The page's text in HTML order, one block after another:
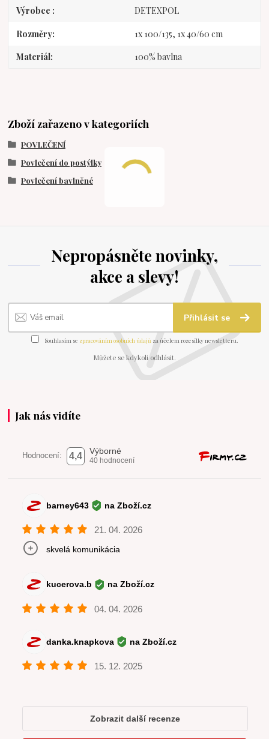
Výrobce DETEXPOL
Rozměry 1x 100/135, 1x 40/60 cm
Materiál 100% bavlna
Zboží zařazeno v kategoriích
POVLEČENÍ
Povlečení do postýlky
Povlečení bavlněné
Nepropásněte novinky,
akce a slevy!
Přihlásit se
Souhlasím se zpracováním osobních údajů za účelem rozesílky newsletteru.
Můžete se kdykoli odhlásit.
Jak nás vidíte